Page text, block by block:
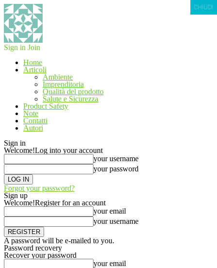
Sign in Join
Home
Articoli
Ambiente
Imprenditoria
Qualità del prodotto
Salute e Sicurezza
Product Safety
Note
Contatti
Autori
Sign in
Welcome!Log into your account
your username
your password
Forgot your password?
Sign up
Welcome!Register for an account
your email
your username
A password will be e-mailed to you.
Password recovery
Recover your password
your email
CHIUDI